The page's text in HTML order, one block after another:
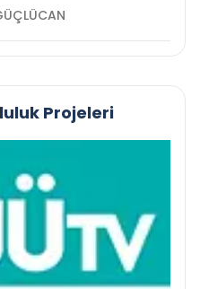
GÜÇLÜCAN
Projeleri